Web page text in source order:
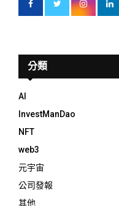
分類
AI
InvestManDao
NFT
web3
元宇宙
公司發報
其他